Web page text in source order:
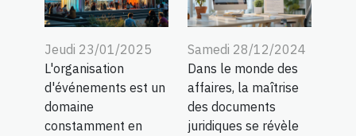
Jeudi 23/01/2025
L'organisation
d'événements est un
domaine
constamment en
Samedi 28/12/2024
Dans le monde des
affaires, la maîtrise
des documents
juridiques se révèle